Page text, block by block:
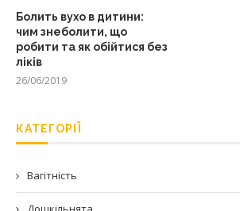
Болить вухо в дитини:
чим знеболити, що
робити та як обійтися без
ліків
26/06/2019
КАТЕГОРІЇ
Вагітність